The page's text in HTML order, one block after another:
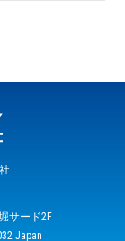
サード2F
Japan